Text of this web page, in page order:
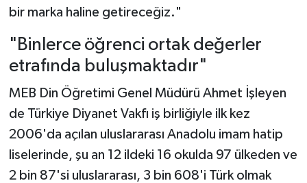
bir marka haline getireceğiz."
"Binlerce öğrenci ortak değerler
etrafında buluşmaktadır"
MEB Din Öğretimi Genel Müdürü Ahmet İşleyen
de Türkiye Diyanet Vakfı iş birliğiyle ilk kez
2006'da açılan uluslararası Anadolu imam hatip
liselerinde, şu an 12 ildeki 16 okulda 97 ülkeden ve
2 bin 87'si uluslararası, 3 bin 608'i Türk olmak